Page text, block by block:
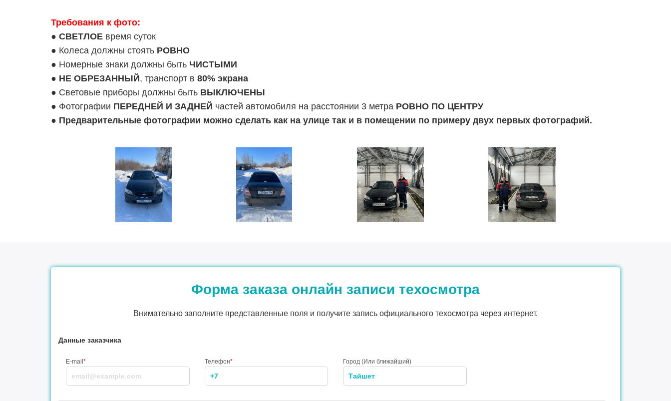
Требования к фото:
● СВЕТЛОЕ время суток
● Колеса должны стоять РОВНО
● Номерные знаки должны быть ЧИСТЫМИ
● НЕ ОБРЕЗАННЫЙ, транспорт в 80% экрана
● Световые приборы должны быть ВЫКЛЮЧЕНЫ
● Фотографии ПЕРЕДНЕЙ И ЗАДНЕЙ частей автомобиля на расстоянии 3 метра РОВНО ПО ЦЕНТРУ
● Предварительные фотографии можно сделать как на улице так и в помещении по примеру двух первых фотографий.
Форма заказа онлайн записи техосмотра
Внимательно заполните представленные поля и получите запись официального техосмотра через интернет.
Данные заказчика
E-mail * Телефон* Город (Или ближайший)